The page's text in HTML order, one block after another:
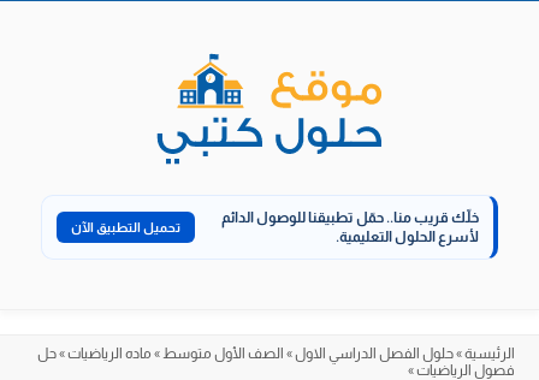
خلّك قريب منا.. حمّل تطبيقنا للوصول الدائم
لأسرع الحلول التعليمية.
تحميل التطبيق الآن
الرئيسية»حلول الفصل الدراسي الاول» الصف الأول متوسط» ماده الرياضيات»حل
فصول الرياضيات»